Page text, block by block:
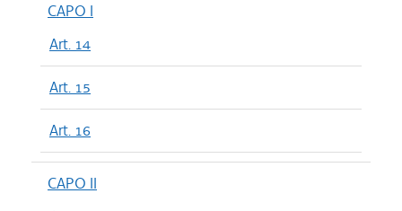
CAPO I
Art. 14
Art. 15
Art. 16
CAPO II